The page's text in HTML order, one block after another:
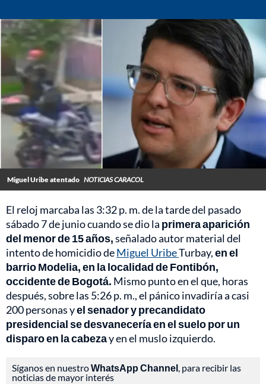
Miguel Uribe atentado NOTICIAS CARACOL
El reloj marcaba las 3:32 p. m. de la tarde del pasado
sábado 7 de junio cuando se dio la primera aparición
del menor de 15 años,señalado autor material del
intento de homicidio deMiguel UribeTurbay,en el
barrio Modelia, en la localidad de Fontibón,
occidente de Bogotá. Mismo punto en el que, horas
después, sobre las 5:26 p. m., el pánico invadiría a casi
200 personas yel senador y precandidato
presidencial se desvanecería en el suelo por un
disparo en la cabezay en el muslo izquierdo.
Síganos en nuestroWhatsApp Channel, para recibir las
noticias de mayor interés